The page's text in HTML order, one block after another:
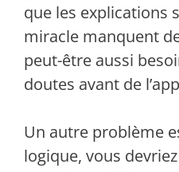
que les explications
miracle manquent
peut-être aussi
doutes avant de
Un autre problème
logique, vous